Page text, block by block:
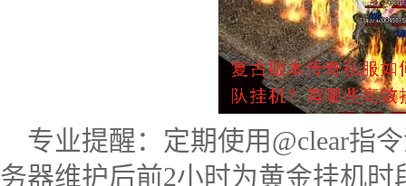
专业提醒：定期使用@clear指
务器维护后前2小时为黄金挂机时